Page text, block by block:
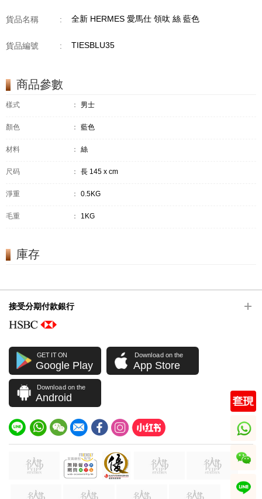
貨品名稱 : 全新 HERMES 愛馬仕 領呔 絲 藍色
貨品編號 : TIESBLU35
商品參數
樣式 ： 男士
顏色 ： 藍色
材料 ： 絲
尺码 ： 長 145 x cm
淨重 ： 0.5KG
毛重 ： 1KG
庫存
接受分期付款銀行
GET IT ON
Google Play
Download on the
App Store
Download on the
Android
whatsapp